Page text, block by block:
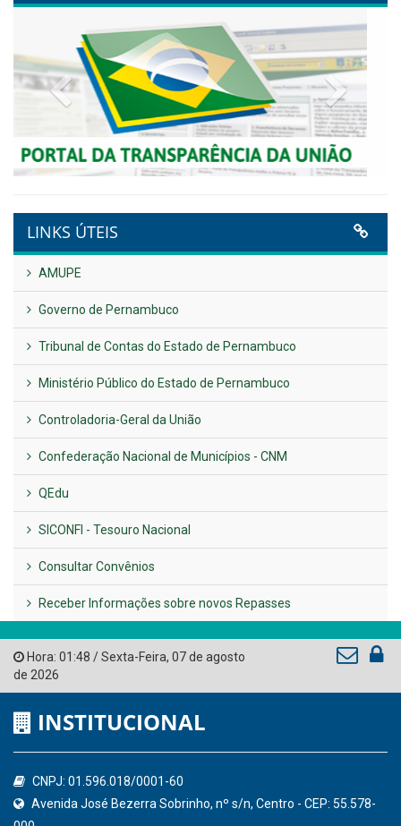
NOTA DE PESAR E LUTO OFICIAL
Publicado em: 9 de junho de 2026
Plano Diretor – 2026
Publicado em: 14 de maio de 2026
VER TODAS NOTÍCIAS
UTILIDADE PÚBLICA
Previous
LINKS ÚTEIS
AMUPE
Governo de Pernambuco
Tribunal de Contas do Estado de Pernambuco
Ministério Público do Estado de Pernambuco
Controladoria-Geral da União
Confederação Nacional de Municípios - CNM
QEdu